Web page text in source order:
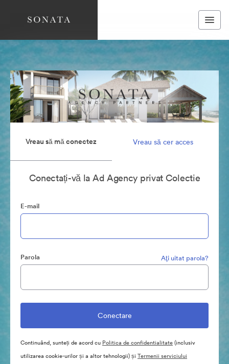
Vreau să mă conectez Vreau să cer acces
Conectați-vă la Ad Agency privat Colectie
E-mail
Parola Aţi uitat parola?
Continuând, sunteți de acord cu Politica de confidentialitate(inclusiv
utilizarea cookie-urilor și a altor tehnologii) și Termenii serviciului